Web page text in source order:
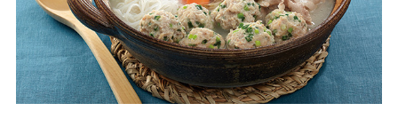
主菜レシピ
汁物レシピ
かつお節の削り方
かつお節・だしをもっと知る
キャンペーン一覧
企業情報
- 百年対話
お問い合わせ
ヤマキお客様相談室
オンラインショップ